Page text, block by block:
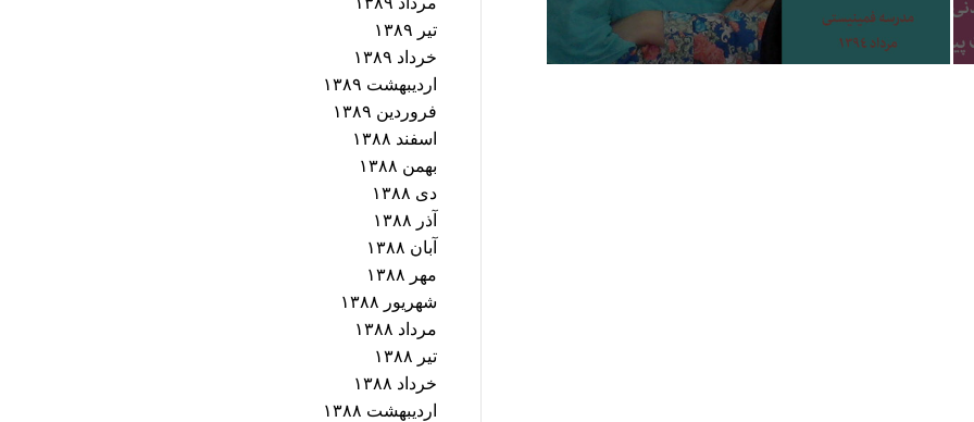
تیر ۱۳۸۹
خرداد ۱۳۸۹
اردیبهشت ۱۳۸۹
فروردین ۱۳۸۹
اسفند ۱۳۸۸
بهمن ۱۳۸۸
دی ۱۳۸۸
آذر ۱۳۸۸
آبان ۱۳۸۸
مهر ۱۳۸۸
شهریور ۱۳۸۸
مرداد ۱۳۸۸
تیر ۱۳۸۸
خرداد ۱۳۸۸
اردیبهشت ۱۳۸۸